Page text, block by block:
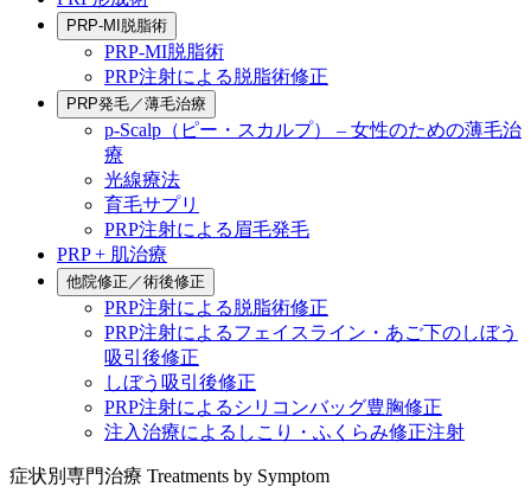
PRP-MI脱脂術
PRP-MI脱脂術
PRP注射による脱脂術修正
PRP発毛／薄毛治療
p-Scalp（ピー・スカルプ） – 女性のための薄毛治
療
光線療法
育毛サプリ
PRP注射による眉毛発毛
PRP + 肌治療
他院修正／術後修正
PRP注射による脱脂術修正
PRP注射によるフェイスライン・あご下のしぼう
吸引後修正
しぼう吸引後修正
PRP注射によるシリコンバッグ豊胸修正
注入治療によるしこり・ふくらみ修正注射
症状別専門治療 Treatments by Symptom